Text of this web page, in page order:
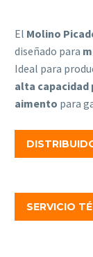
El Molino
diseñado para
Ideal para
alta capacidad
aimento para
SERVICIO